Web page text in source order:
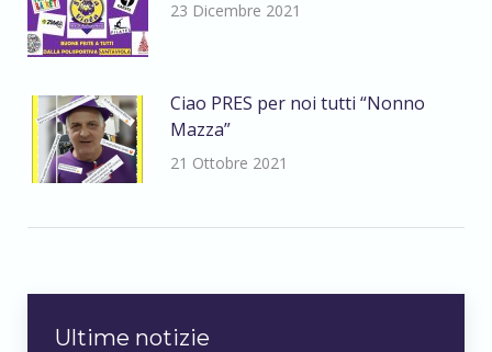
23 Dicembre 2021
Ciao PRES per noi tutti “Nonno
Mazza”
21 Ottobre 2021
Ultime notizie